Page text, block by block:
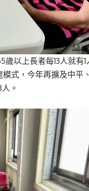
以上長者每13人就有1
模式，今年再擴及中平
。